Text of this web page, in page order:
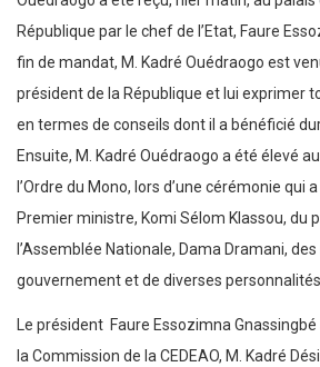
République par le chef de l’Etat, Faure
fin de mandat, M. Kadré Ouédraogo est
président de la République et lui exprimer
en termes de conseils dont il a bénéficié
Ensuite, M. Kadré Ouédraogo a été élevé
l’Ordre du Mono, lors d’une cérémonie qui
Premier ministre, Komi Sélom Klassou, du
l’Assemblée Nationale, Dama Dramani,
gouvernement et de diverses
Le président Faure Essozimna
la Commission de la CEDEAO, M. Kadré